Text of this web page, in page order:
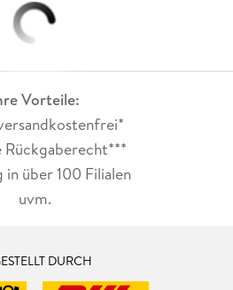
Vorteile:
Rückgaberecht***
in über 100 Filialen
uvm.
DURCH